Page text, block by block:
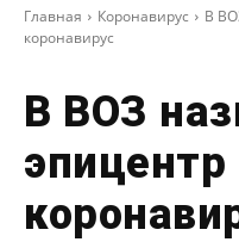
Главная Коронавирус
В
коронавирус
В ВОЗ